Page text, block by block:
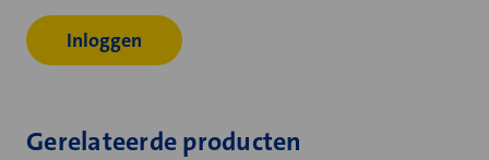
Inloggen
Gerelateerde producten